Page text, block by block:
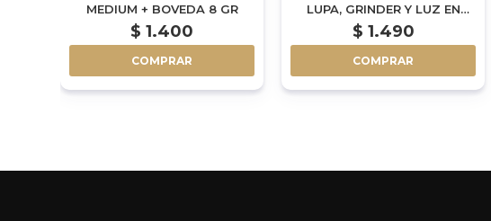
MEDIUM + BOVEDA 8 GR
$ 1.400
COMPRAR
LUPA, GRINDER Y LUZ EN
CAJA
$ 1.490
COMPRAR